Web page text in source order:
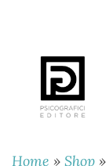
PSICOGRAFICI
EDITORE
Home » Shop »